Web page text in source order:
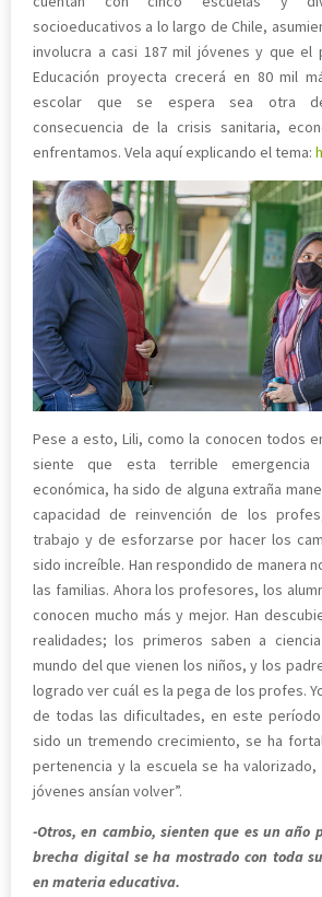
socioeducativos a lo largo de Chile,
involucra a casi 187 mil jóvenes y que el
Educación proyecta crecerá en 80 mil
escolar que se espera sea otra
consecuencia de la crisis sanitaria,
enfrentamos. Vela aquí explicando el tema:
Pese a esto, Lili, como la conocen todos
siente que esta terrible emergencia
económica, ha sido de alguna extraña
capacidad de reinvención de los
trabajo y de esforzarse por hacer los
sido increíble. Han respondido de manera
las familias. Ahora los profesores, los
conocen mucho más y mejor. Han
realidades; los primeros saben a
mundo del que vienen los niños, y los
logrado ver cuál es la pega de los profes.
de todas las dificultades, en este período
sido un tremendo crecimiento, se ha
pertenencia y la escuela se ha
jóvenes ansían volver”.
-Otros, en cambio, sienten que es un año
brecha digital se ha mostrado con toda
en materia educativa.